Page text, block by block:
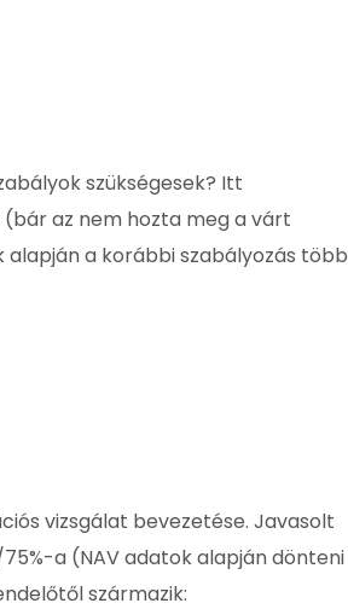
szükségesek? Itt
az nem hozta meg a várt
a korábbi szabályozás több
vizsgálat bevezetése. Javasolt
a (NAV adatok alapján dönteni
származik: